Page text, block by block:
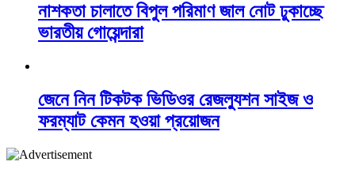
নাশকতা চালাতে বিপুল পরিমাণ জাল নোট ঢুকাচ্ছে
ভারতীয় গোয়েন্দারা
জেনে নিন টিকটক ভিডিওর রেজল্যুশন সাইজ ও
ফরম্যাট কেমন হওয়া প্রয়োজন